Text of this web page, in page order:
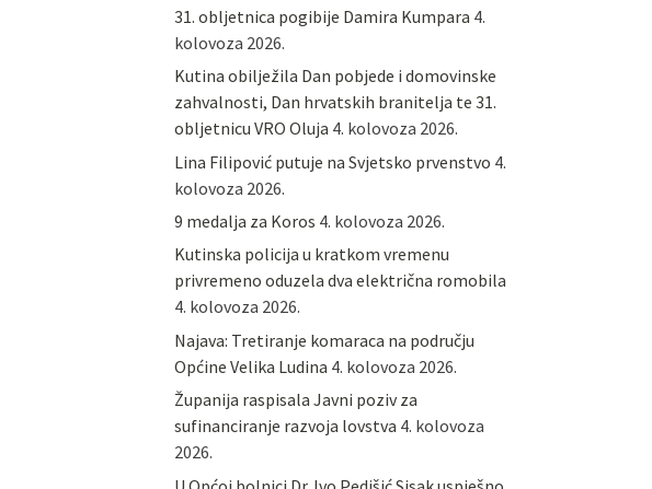
31. obljetnica pogibije Damira Kumpara 4.
kolovoza 2026.
Kutina obilježila Dan pobjede i domovinske
zahvalnosti, Dan hrvatskih branitelja te 31.
obljetnicu VRO Oluja 4. kolovoza 2026.
Lina Filipović putuje na Svjetsko prvenstvo 4.
kolovoza 2026.
9 medalja za Koros 4. kolovoza 2026.
Kutinska policija u kratkom vremenu
privremeno oduzela dva električna romobila
4. kolovoza 2026.
Najava: Tretiranje komaraca na području
Općine Velika Ludina 4. kolovoza 2026.
Županija raspisala Javni poziv za
sufinanciranje razvoja lovstva 4. kolovoza
2026.